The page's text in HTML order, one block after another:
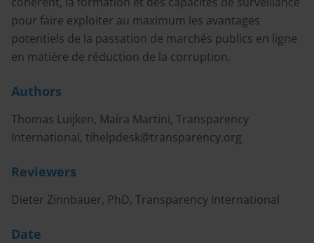
pour faire exploiter au maximum les avantages
potentiels de la passation de marchés publics en ligne
en matière de réduction de la corruption.
Authors
Thomas Luijken, Maíra Martini, Transparency
International, tihelpdesk@transparency.org
Reviewers
Dieter Zinnbauer, PhD, Transparency International
Date